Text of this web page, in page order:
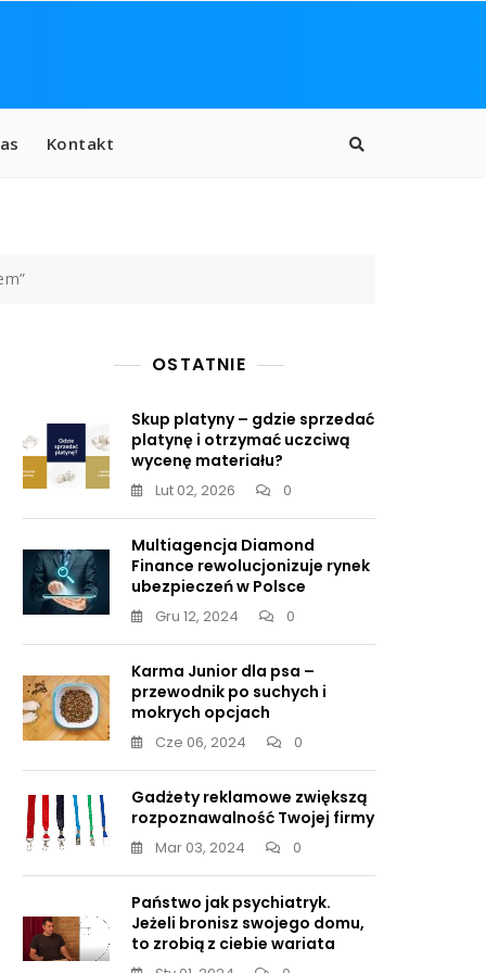
Kontakt
OSTATNIE
Skup platyny – gdzie sprzedać
platynę i otrzymać uczciwą
wycenę materiału?
Lut 02, 2026 0
Multiagencja Diamond
Finance rewolucjonizuje rynek
ubezpieczeń w Polsce
Gru 12, 2024 0
Karma Junior dla psa –
przewodnik po suchych i
mokrych opcjach
Cze 06, 2024 0
Gadżety reklamowe zwiększą
rozpoznawalność Twojej firmy
Mar 03, 2024 0
Państwo jak psychiatryk.
Jeżeli bronisz swojego domu,
to zrobią z ciebie wariata